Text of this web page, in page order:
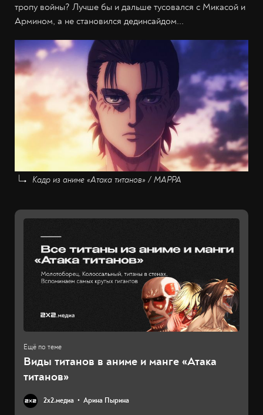
тропу войны? Лучше бы и дальше тусовался с Микасой и
Армином, а не становился дединсайдом...
Кадр из аниме «Атака титанов» / MAPPA
Виды титанов в аниме и манге «Атака
титанов»
2х2.медиа Арина Пырина